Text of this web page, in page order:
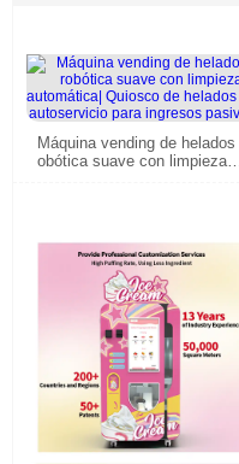
Máquina vending de helados
obótica suave con limpieza a